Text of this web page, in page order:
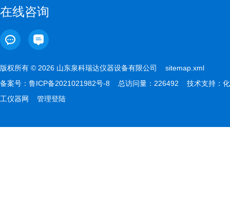
在线咨询
版权所有 © 2026 山东泉科瑞达仪器设备有限公司 sitemap.xml
备案号： 鲁ICP备2021021982号-8 总访问量：226492 技术支持： 化
工仪器网
管理登陆